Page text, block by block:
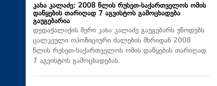
კახა კალაძე: 2008 წლის რუსეთ-საქართველოს ომის
დაწყების თარიღად 7 აგვისტოს გამოცხადება
გაუგებარია
დედაქალაქის მერი კახა კალაძე გაუგებარს უწოდებს
ცალკეული ოპოზიციური ძალების მხრიდან 2008
წლის რუსეთ-საქართველოს ომის დაწყების თარიღად
7 აგვისტოს გამოცხადებას.